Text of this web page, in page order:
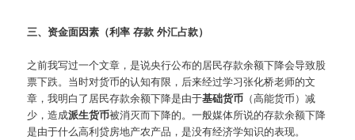
三、资金面因素（利率 存款 外汇占款）
之前我写过一个文章，是说央行公布的居民存款余额下降会导致股
票下跌。当时对货币的认知有限，后来经过学习张化桥老师的文
章，我明白了居民存款余额下降是由于基础货币 （高能货币）减
少，造成派生货币被消灭而下降的。一般媒体所说的存款余额下降
是由于什么高利贷房地产农产品，是没有经济学知识的表现。